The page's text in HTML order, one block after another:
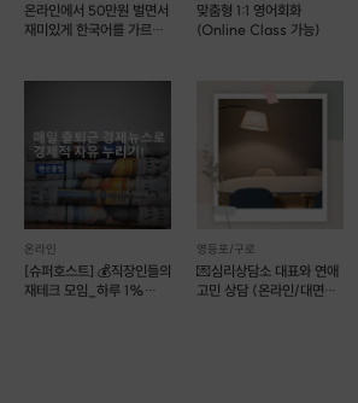
2명 이상 6명 이하의 소규모 수업입니다.
친구와 같이 오셔도 좋고 1:1 수업을 원하시는 경우
라인 수업중입니다.
♡ 나에게 꼭 맞는 수업!
일본어를 공부하시는 목적은 정말 다양하실 텐데요.
에게 획일적인 수업을 할 순 없겠죠.
온라인에서 50만원 벌면서
재미있게 한국어를 가르쳐
맞춤형 1:1 영어회화
(Online Class 가능)
온라인
[슈퍼호스트] 💰직장인들의
재테크 모임_하루 1%
영등포/구로
💌심리상담소 대표와 연애
고민 상담 (온라인/대면